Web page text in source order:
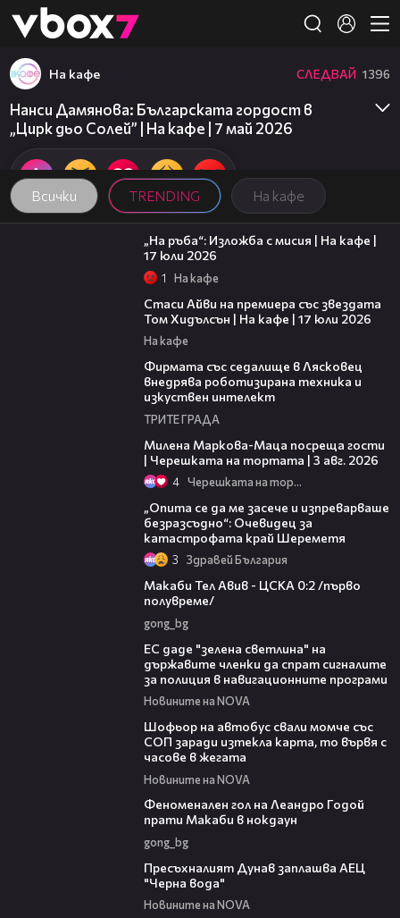
👾
Всички TRENDING На кафе
На кафе СЛЕДВАЙ 1396
Нанси Дамянова: Българската гордост в
„Цирк дьо Солей” | На кафе | 7 май 2026
09:09
„На ръба“: Изложба с мисия | На кафе |
17 юли 2026
1 На кафе
Стаси Айви на премиера със звездата
Том Хидълсън | На кафе | 17 юли 2026
На кафе
Фирмата със седалище в Лясковец
внедрява роботизирана техника и
изкуствен интелект
ТРИТЕ ГРАДА
Милена Маркова-Маца посреща гости
| Черешката на тортата | 3 авг. 2026
4 Черешката на тортата
„Опита се да ме засече и изпреварваше
безразсъдно“: Очевидец за
катастрофата край Шереметя
3 Здравей България
Макаби Тел Авив - ЦСКА 0:2 /първо
полувреме/
gong_bg
ЕС даде "зелена светлина" на
държавите членки да спрат сигналите
за полиция в навигационните програми
Новините на NOVA
Шофьор на автобус свали момче със
СОП заради изтекла карта, то вървя с
часове в жегата
Новините на NOVA
Феноменален гол на Леандро Годой
прати Макаби в нокдаун
gong_bg
Пресъхналият Дунав заплашва АЕЦ
"Черна вода"
Новините на NOVA